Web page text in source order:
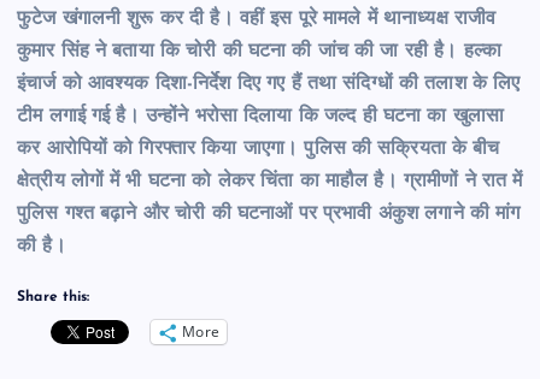
फुटेज खंगालनी शुरू कर दी है। वहीं इस पूरे मामले में थानाध्यक्ष राजीव
कुमार सिंह ने बताया कि चोरी की घटना की जांच की जा रही है। हल्का
इंचार्ज को आवश्यक दिशा-निर्देश दिए गए हैं तथा संदिग्धों की तलाश के लिए
टीम लगाई गई है। उन्होंने भरोसा दिलाया कि जल्द ही घटना का खुलासा
कर आरोपियों को गिरफ्तार किया जाएगा। पुलिस की सक्रियता के बीच
क्षेत्रीय लोगों में भी घटना को लेकर चिंता का माहौल है। ग्रामीणों ने रात में
पुलिस गश्त बढ़ाने और चोरी की घटनाओं पर प्रभावी अंकुश लगाने की मांग
की है।
Share this:
More